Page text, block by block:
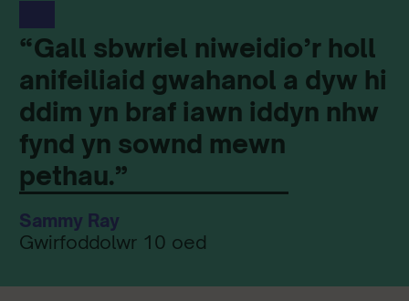
“Gall sbwriel niweidio’r holl
anifeiliaid gwahanol a dyw hi
ddim yn braf iawn iddyn nhw
fynd yn sownd mewn
pethau.”
Sammy Ray
Gwirfoddolwr 10 oed